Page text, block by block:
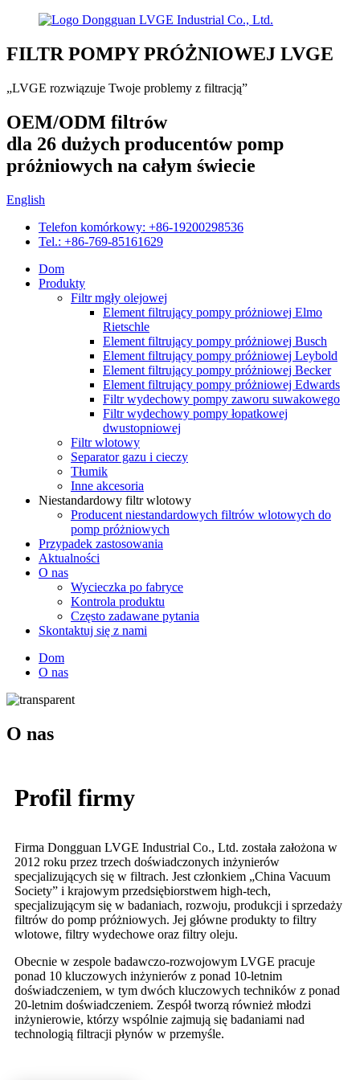
FILTR POMPY PRÓŻNIOWEJ LVGE
„LVGE rozwiązuje Twoje problemy z filtracją”
OEM/ODM filtrów
dla 26 dużych producentów pomp
próżniowych na całym świecie
English
Telefon komórkowy: +86-19200298536
Tel.: +86-769-85161629
Dom
Produkty
Filtr mgły olejowej
Element filtrujący pompy próżniowej Elmo
Rietschle
Element filtrujący pompy próżniowej Busch
Element filtrujący pompy próżniowej Leybold
Element filtrujący pompy próżniowej Becker
Element filtrujący pompy próżniowej Edwards
Filtr wydechowy pompy zaworu suwakowego
Filtr wydechowy pompy łopatkowej
dwustopniowej
Filtr wlotowy
Separator gazu i cieczy
Tłumik
Inne akcesoria
Niestandardowy filtr wlotowy
Producent niestandardowych filtrów wlotowych do
pomp próżniowych
Przypadek zastosowania
Aktualności
O nas
Wycieczka po fabryce
Kontrola produktu
Często zadawane pytania
Skontaktuj się z nami
Dom
O nas
O nas
Profil firmy
Firma Dongguan LVGE Industrial Co., Ltd. została założona w
2012 roku przez trzech doświadczonych inżynierów
specjalizujących się w filtrach. Jest członkiem „China Vacuum
Society” i krajowym przedsiębiorstwem high-tech,
specjalizującym się w badaniach, rozwoju, produkcji i sprzedaży
filtrów do pomp próżniowych. Jej główne produkty to filtry
wlotowe, filtry wydechowe oraz filtry oleju.
Obecnie w zespole badawczo-rozwojowym LVGE pracuje
ponad 10 kluczowych inżynierów z ponad 10-letnim
doświadczeniem, w tym dwóch kluczowych techników z ponad
20-letnim doświadczeniem. Zespół tworzą również młodzi
inżynierowie, którzy wspólnie zajmują się badaniami nad
technologią filtracji płynów w przemyśle.